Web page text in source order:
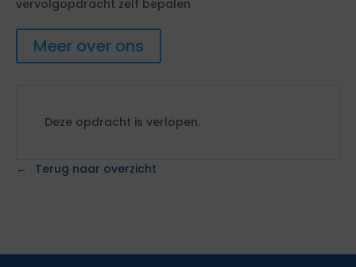
vervolgopdracht zelf bepalen
Meer over ons
Deze opdracht is verlopen.
Terug naar overzicht